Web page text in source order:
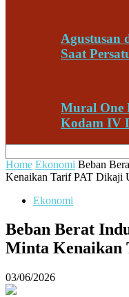
Agustusan
Saat
Mural One
Kodam IV
Home Ekonomi Beban
Kenaikan Tarif PAT Dikaji
Ekonomi
Beban Berat
Minta Kenaikan
03/06/2026